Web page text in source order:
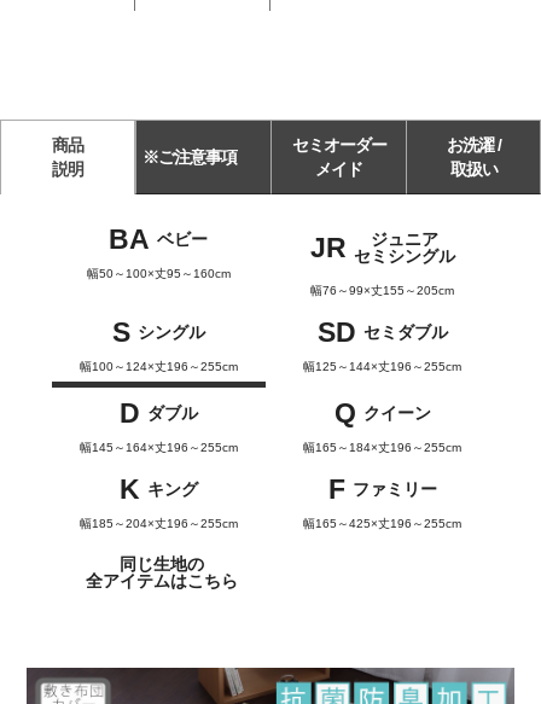
商品
説明
※ご注意事項
セミオーダー
メイド
お洗濯 /
取扱い
BA ベビー
幅50～100×丈95～160cm
JR
ジュニア
セミシングル
幅76～99×丈155～205cm
S シングル
幅100～124×丈196～255cm
SD セミダブル
幅125～144×丈196～255cm
D ダブル
幅145～164×丈196～255cm
Q クイーン
幅165～184×丈196～255cm
K キング
幅185～204×丈196～255cm
F ファミリー
幅165～425×丈196～255cm
同じ生地の
全アイテムはこちら